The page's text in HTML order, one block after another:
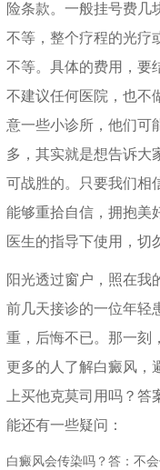
险条款。一般挂号费几
不等，整个疗程的光疗
不等。具体的费用，要
不建议任何医院，也不
意一些小诊所，他们可
多，其实就是想告诉大
可战胜的。只要我们相
能够重拾自信，拥抱美
医生的指导下使用，切
阳光透过窗户，照在我
前几天接诊的一位年轻
重，后悔不已。那一刻
更多的人了解白癜风，
上买他克莫司用吗？
能还有一些疑问：
白癜风会传染吗？答：不